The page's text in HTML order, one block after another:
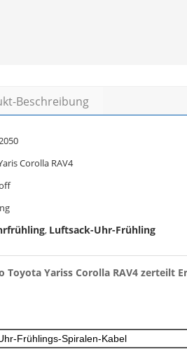
Beschreibung
Corolla RAV4
, Luftsack-Uhr-Frühling
Toyota Yariss Corolla RAV4 zerteilt
Frühlings-Spiralen-Kabel